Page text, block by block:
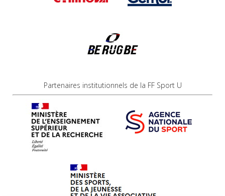
Partenaires institutionnels de la FF Sport U